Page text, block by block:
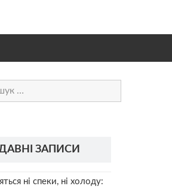
ЗАПИСИ
ні спеки, ні холоду: